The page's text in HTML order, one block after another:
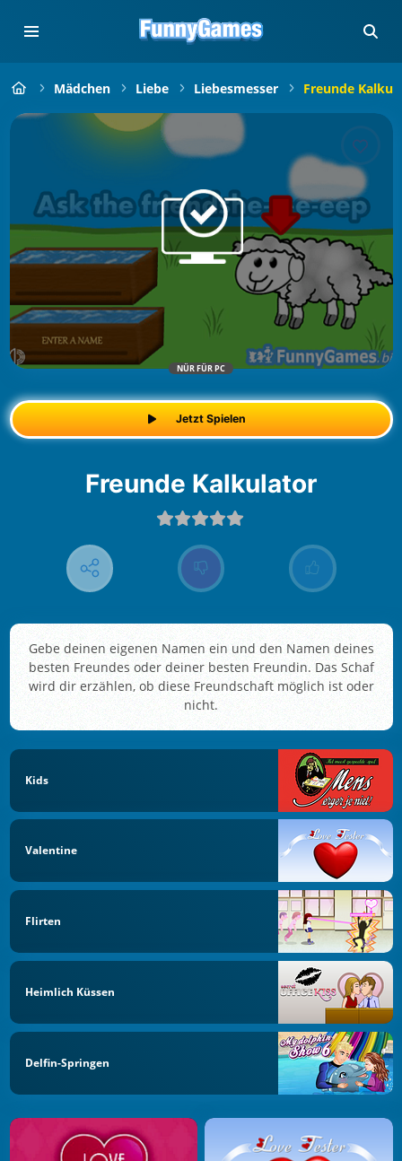
Mädchen Liebe Liebesmesser Freunde
NÜR FÜR PC
Jetzt Spielen
Freunde Kalkulator
Gebe deinen eigenen Namen ein und den Namen deines
besten Freundes oder deiner besten Freundin. Das Schaf
wird dir erzählen, ob diese Freundschaft möglich ist oder
nicht.
Kids
Valentine
Flirten
Heimlich Küssen
Delfin-Springen